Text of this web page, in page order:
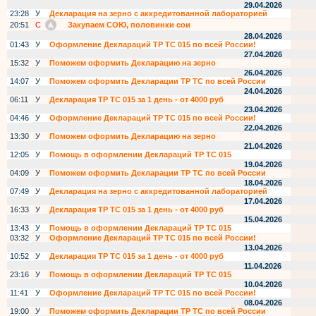
29.04.2026
23:28
У
Декларация на зерно с аккредитованной лабораторией
20:51
С
Закупаем СОЮ, половинки сои
28.04.2026
01:43
У
Оформление Деклараций ТР ТС 015 по всей России!
27.04.2026
15:32
У
Поможем оформить Декларацию на зерно
26.04.2026
14:07
У
Поможем оформить Декларации ТР ТС по всей России
24.04.2026
06:11
У
Декларация ТР ТС 015 за 1 день - от 4000 руб
23.04.2026
04:46
У
Оформление Деклараций ТР ТС 015 по всей России!
22.04.2026
13:30
У
Поможем оформить Декларацию на зерно
21.04.2026
12:05
У
Помощь в оформлении Деклараций ТР ТС 015
19.04.2026
04:09
У
Поможем оформить Декларации ТР ТС по всей России
18.04.2026
07:49
У
Декларация на зерно с аккредитованной лабораторией
17.04.2026
16:33
У
Декларация ТР ТС 015 за 1 день - от 4000 руб
15.04.2026
13:43
У
Помощь в оформлении Деклараций ТР ТС 015
03:32
У
Оформление Деклараций ТР ТС 015 по всей России!
13.04.2026
10:52
У
Декларация ТР ТС 015 за 1 день - от 4000 руб
11.04.2026
23:16
У
Помощь в оформлении Деклараций ТР ТС 015
10.04.2026
11:41
У
Оформление Деклараций ТР ТС 015 по всей России!
08.04.2026
19:00
У
Поможем оформить Декларации ТР ТС по всей России